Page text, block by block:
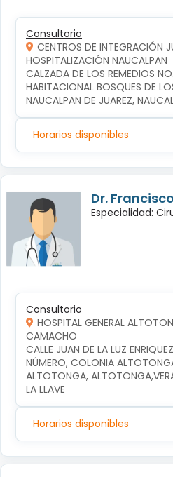
Consultorio
CENTROS DE INTEGRACIÓN
HOSPITALIZACIÓN NAUCALPAN
CALZADA DE LOS REMEDIOS
HABITACIONAL BOSQUES DE
NAUCALPAN DE JUAREZ,
Horarios disponibles
Dr.
Especialidad:
Consultorio
HOSPITAL GENERAL
CAMACHO
CALLE JUAN DE LA LUZ
NÚMERO, COLONIA
ALTOTONGA,
LA LLAVE
Horarios disponibles